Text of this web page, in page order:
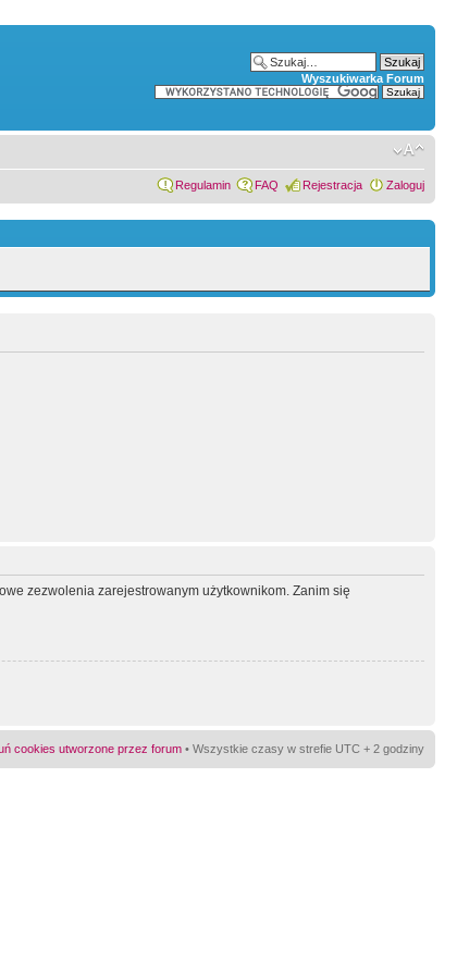
Wyszukiwarka Forum
Regulamin FAQ Rejestracja Zaloguj
zezwolenia zarejestrowanym użytkownikom. Zanim się
cookies utworzone przez forum • Wszystkie czasy w strefie UTC + 2 godziny